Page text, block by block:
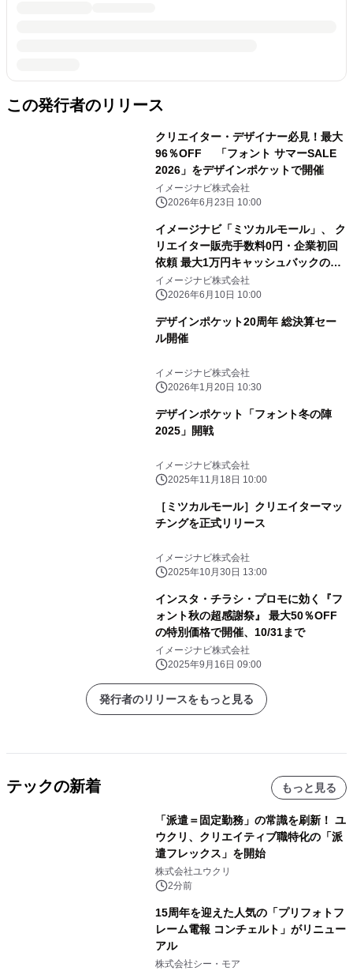
この発行者のリリース
クリエイター・デザイナー必見！最大
96％OFF 「フォント サマーSALE
2026」をデザインポケットで開催
イメージナビ株式会社
2026年6月23日 10:00
イメージナビ「ミツカルモール」、 ク
リエイター販売手数料0円・企業初回
依頼 最大1万円キャッシュバックの2
大キャンペーンを開始
イメージナビ株式会社
2026年6月10日 10:00
デザインポケット20周年 総決算セー
ル開催
イメージナビ株式会社
2026年1月20日 10:30
デザインポケット「フォント冬の陣
2025」開戦
イメージナビ株式会社
2025年11月18日 10:00
［ミツカルモール］クリエイターマッ
チングを正式リリース
イメージナビ株式会社
2025年10月30日 13:00
インスタ・チラシ・プロモに効く『フ
ォント秋の超感謝祭』 最大50％OFF
の特別価格で開催、10/31まで
イメージナビ株式会社
2025年9月16日 09:00
発行者のリリースをもっと見る
テックの新着 もっと見る
「派遣＝固定勤務」の常識を刷新！ ユ
ウクリ、クリエイティブ職特化の「派
遣フレックス」を開始
株式会社ユウクリ
2分前
15周年を迎えた人気の「プリフォトフ
レーム電報 コンチェルト」がリニュー
アル
株式会社シー・モア